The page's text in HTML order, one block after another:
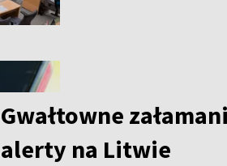
Gwałtowne
alerty na Litwie